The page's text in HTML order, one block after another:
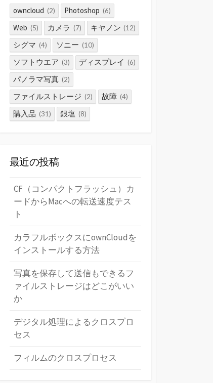
owncloud (2) Photoshop (6)
Web (5) カメラ (7) キヤノン (12)
シグマ (4) ソニー (10)
ソフトウエア (3) ディスプレイ (6)
パノラマ写真 (2)
ファイルストレージ (2) 故障 (4)
購入品 (31) 銀塩 (8)
最近の投稿
CF（コンパクトフラッシュ）カ
ードからMacへの転送速度テス
ト
カラフルボックスにownCloudを
インストールする方法
写真を保存して送信もできるフ
ァイルストレージはどこがいい
か
デジタル処理によるクロスプロ
セス
フィルムのクロスプロセス